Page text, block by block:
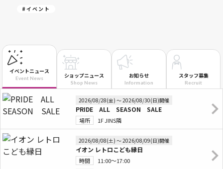
#イベント
イベントニュース
Event News ショップニュース
Shop News
お知らせ
Information
スタッフ募集
Recruit
2026/08/28(金) 〜 2026/08/30(日)開催
PRIDE ALL SEASON SALE
場所 1F JINS隣
2026/08/08(土) 〜 2026/08/09(日)開催
イオン レトロこども縁日
時間
11:00～17:00